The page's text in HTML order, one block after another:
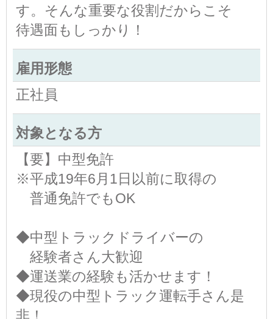
す。そんな重要な役割だからこそ
待遇面もしっかり！
雇用形態
正社員
対象となる方
【要】中型免許
※平成19年6月1日以前に取得の
普通免許でもOK
◆中型トラックドライバーの
経験者さん大歓迎
◆運送業の経験も活かせます！
◆現役の中型トラック運転手さん是
非！